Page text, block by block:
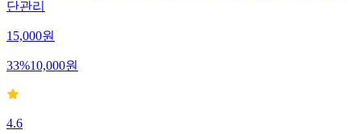
단관리
15,000원
33%10,000원
4.6